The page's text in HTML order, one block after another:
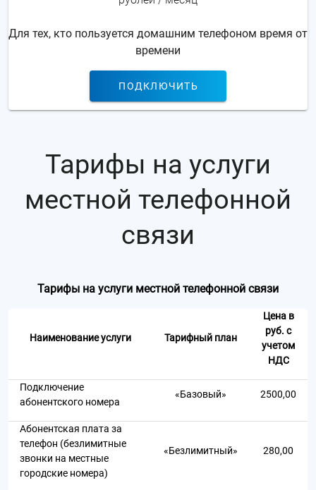
Для тех, кто пользуется домашним телефоном время от
времени
ПОДКЛЮЧИТЬ
Тарифы на услуги
местной телефонной
связи
Тарифы на услуги местной телефонной связи
Наименование услуги Тарифный план
Цена в
руб. с
учетом
НДС
Подключение
абонентского номера
«Базовый» 2500,00
Абонентская плата за
телефон (безлимитные
звонки на местные
городские номера)
«Безлимитный» 280,00